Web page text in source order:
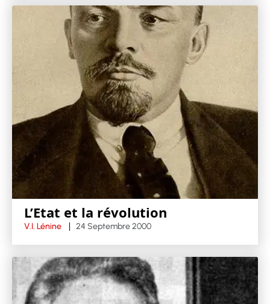
L’Etat et la révolution
V.I. Lénine 24 Septembre 2000